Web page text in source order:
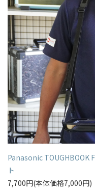
Panasonic TOUGHBOOK
ト
7,700円(本体価格7,000円)